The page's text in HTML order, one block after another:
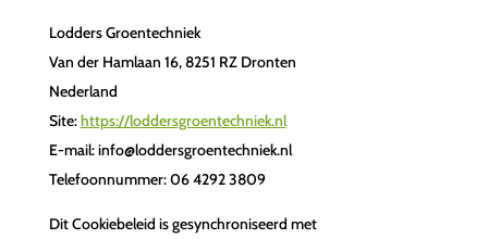
Lodders Groentechniek
Van der Hamlaan 16, 8251 RZ Dronten
Nederland
Site:https://loddersgroentechniek.nl
E-mail:info@loddersgroentechniek.nl
Telefoonnummer: 06 4292 3809
Dit Cookiebeleid is gesynchroniseerd met